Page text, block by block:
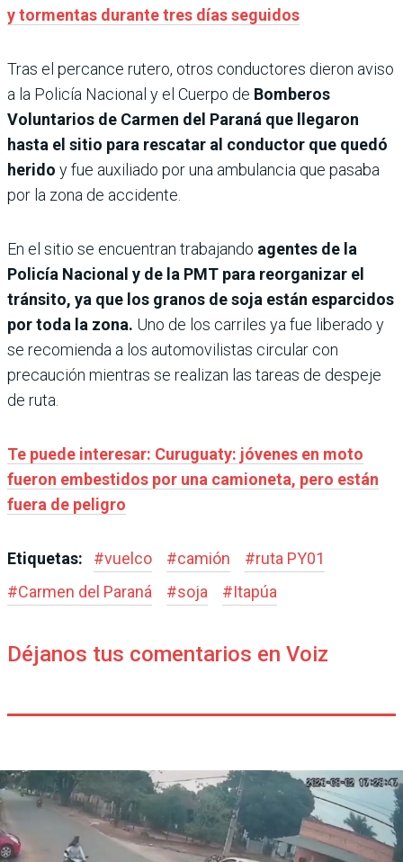
y tormentas durante tres días seguidos
Tras el percance rutero, otros conductores dieron aviso
a la Policía Nacional y el Cuerpo de Bomberos
Voluntarios de Carmen del Paraná que llegaron
hasta el sitio para rescatar al conductor que quedó
herido y fue auxiliado por una ambulancia que pasaba
por la zona de accidente.
En el sitio se encuentran trabajando agentes de la
Policía Nacional y de la PMT para reorganizar el
tránsito, ya que los granos de soja están esparcidos
por toda la zona. Uno de los carriles ya fue liberado y
se recomienda a los automovilistas circular con
precaución mientras se realizan las tareas de despeje
de ruta.
Te puede interesar: Curuguaty: jóvenes en moto
fueron embestidos por una camioneta, pero están
fuera de peligro
Etiquetas: #vuelco #camión #ruta PY01
#Carmen del Paraná #soja #Itapúa
Déjanos tus comentarios en Voiz